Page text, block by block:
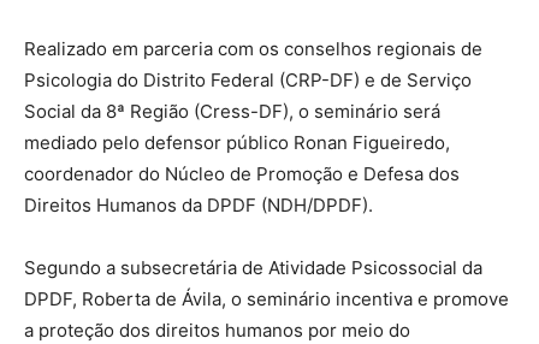
Realizado em parceria com os conselhos regionais de
Psicologia do Distrito Federal (CRP-DF) e de Serviço
Social da 8ª Região (Cress-DF), o seminário será
mediado pelo defensor público Ronan Figueiredo,
coordenador do Núcleo de Promoção e Defesa dos
Direitos Humanos da DPDF (NDH/DPDF).
Segundo a subsecretária de Atividade Psicossocial da
DPDF, Roberta de Ávila, o seminário incentiva e promove
a proteção dos direitos humanos por meio do